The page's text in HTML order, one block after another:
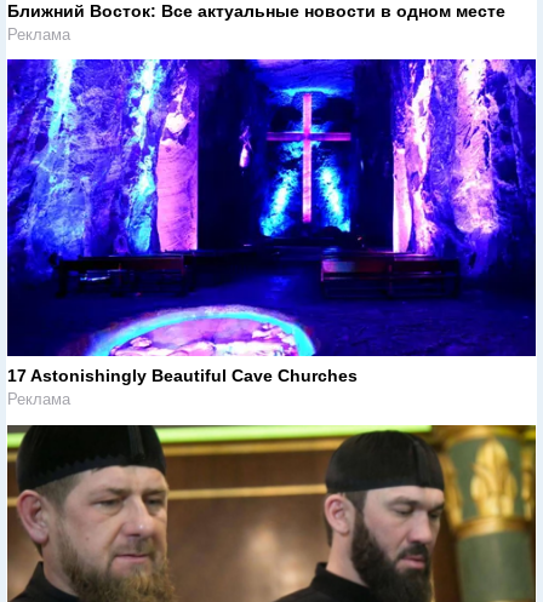
Ближний Восток: Все актуальные новости в одном месте
Реклама
17 Astonishingly Beautiful Cave Churches
Реклама